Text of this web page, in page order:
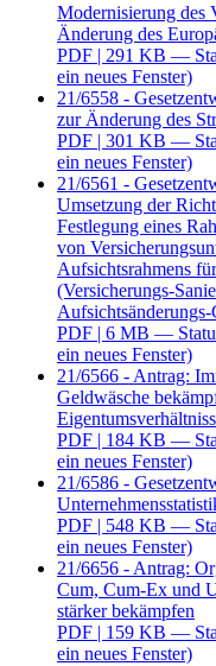
Modernisierung des
Änderung des
PDF | 291 KB —
ein neues Fenster)
21/6558 -
zur Änderung des
PDF | 301 KB —
ein neues Fenster)
21/6561 -
Umsetzung der
Festlegung eines
von
Aufsichtsrahmens
(Versicherungs-
PDF | 6 MB —
ein neues Fenster)
21/6566 - Antrag:
Geldwäsche
PDF | 184 KB —
ein neues Fenster)
21/6586 -
PDF | 548 KB —
ein neues Fenster)
21/6656 - Antrag:
Cum, Cum-Ex und
stärker bekämpfen
PDF | 159 KB —
ein neues Fenster)